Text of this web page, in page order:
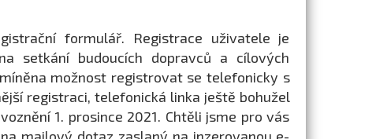
formulář. Registrace uživatele je
setkání budoucích dopravců a cílových
možnost registrovat se telefonicky s
registraci, telefonická linka ještě bohužel
1. prosince 2021. Chtěli jsme pro vás